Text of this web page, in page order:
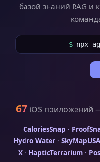
базой знаний RAG
$ npx
67 iOS приложений
CaloriesSnap ·
Hydro Water· SkyMapUSA
X · HapticTerrarium ·